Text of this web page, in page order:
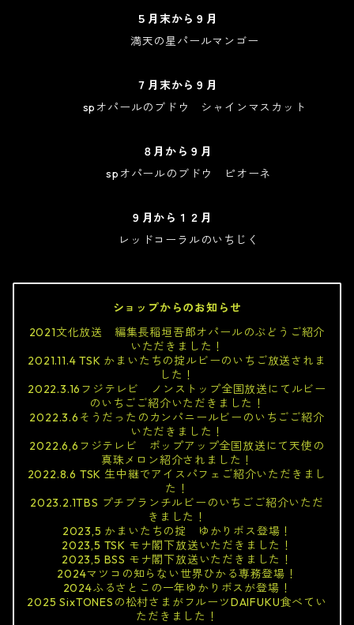
５月末から９月
満天の星パールマンゴー
７月末から９月
spオパールのブドウ シャインマスカット
８月から９月
spオパールのブドウ ピオーネ
９月から１２月
レッドコーラルのいちじく
ショップからのお知らせ
2021文化放送 編集長稲垣吾郎オパールのぶどうご紹介
いただきました！
2021.11.4 TSK かまいたちの掟ルビーのいちご放送されま
した！
2022.3.16フジテレビ ノンストップ全国放送にてルビー
のいちごご紹介いただきました！
2022.3.6そうだったのカンパニールビーのいちごご紹介
いただきました！
2022.6,6フジテレビ ポップアップ全国放送にて天使の
真珠メロン紹介されました！
2022.8.6 TSK 生中継でアイスパフェご紹介いただきまし
た！
2023.2.1TBS プチブランチルビーのいちごご紹介いただ
きました！
2023,5 かまいたちの掟 ゆかりボス登場！
2023,5 TSK モナ閣下放送いただきました！
2023,5 BSS モナ閣下放送いただきました！
2024マツコの知らない世界ひかる専務登場！
2024ふるさとこの一年ゆかりボスが登場！
2025 SixTONESの松村さまがフルーツDAIFUKU食べてい
ただきました！